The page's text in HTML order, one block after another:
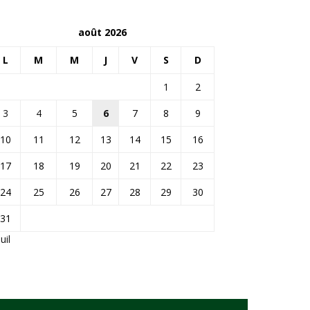
août 2026
L M M J V S D
1
2
3
4 5 6 7 8
9
10
11 12 13 14 15
16
17
18 19 20 21 22
23
24
25 26 27 28 29
30
31